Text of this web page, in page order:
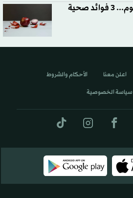
لا ترمِ قشور البصل بعد اليوم... 3 فوائد صحية
اعلن معنا الأحكام والشروط
سياسة الخصوصية